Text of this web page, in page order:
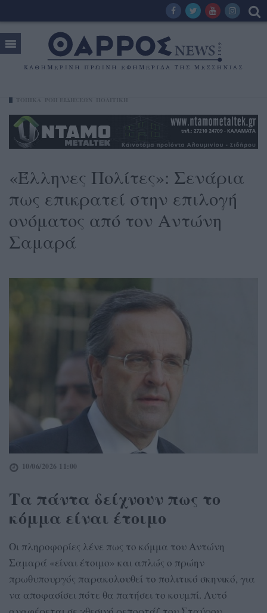
«Έλληνες Πολίτες»: Σενάρια
πως επικρατεί στην επιλογή
ονόματος από τον Αντώνη
Σαμαρά
10/06/2026 11:00
Τα πάντα δείχνουν πως το
κόμμα είναι έτοιμο
Οι πληροφορίες λένε πως το κόμμα του Αντώνη
Σαμαρά «είναι έτοιμο» και απλώς ο πρώην
πρωθυπουργός παρακολουθεί το πολιτικό σκηνικό, για
να αποφασίσει πότε θα πατήσει το κουμπί. Αυτό